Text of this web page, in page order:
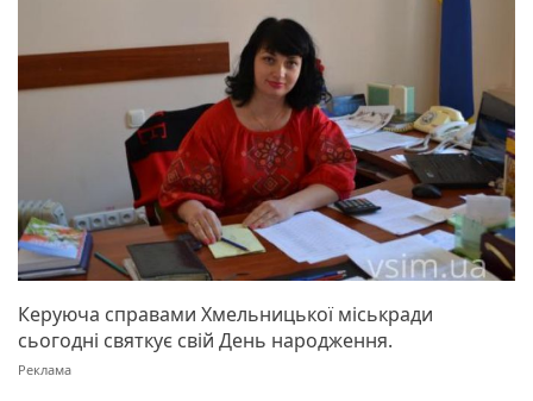
Керуюча справами Хмельницької міськради
сьогодні святкує свій День народження.